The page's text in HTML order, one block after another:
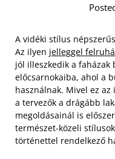
A vidéki stílus
Az ilyen jelleggel
jól illeszkedik a faházak
előcsarnokaiba, ahol a
használnak. Mivel ez
a tervezők a drágább
megoldásainál is
természet-közeli
történettel rendelkező